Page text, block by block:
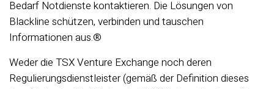
Bedarf Notdienste kontaktieren. Die Lösungen von
Blackline schützen, verbinden und tauschen
Informationen aus.®
Weder die TSX Venture Exchange noch deren
Regulierungsdienstleister (gemäß der Definition dieses